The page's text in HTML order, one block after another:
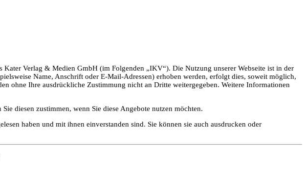
Verlag & Medien GmbH (im Folgenden „IKV“). Die Nutzung unserer Webseite ist in der
Name, Anschrift oder E-Mail-Adressen) erhoben werden, erfolgt dies, soweit möglich,
ohne Ihre ausdrückliche Zustimmung nicht an Dritte weitergegeben. Weitere Informationen
diesen zustimmen, wenn Sie diese Angebote nutzen möchten.
haben und mit ihnen einverstanden sind. Sie können sie auch ausdrucken oder